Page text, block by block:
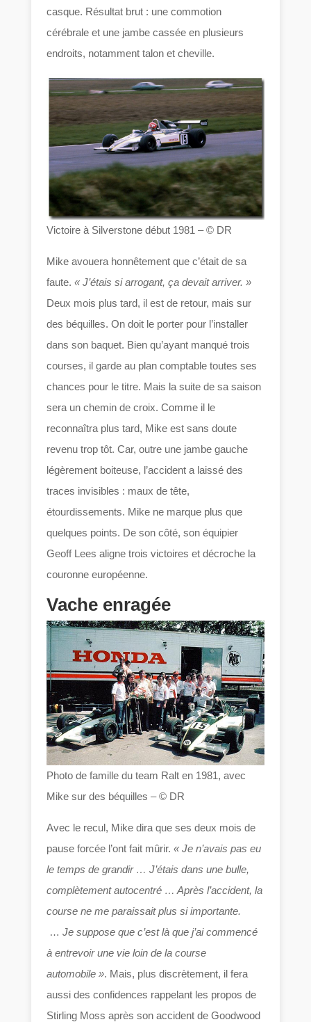
casque. Résultat brut : une commotion
cérébrale et une jambe cassée en plusieurs
endroits, notamment talon et cheville.
Victoire à Silverstone début 1981 – © DR
Mike avouera honnêtement que c’était de sa
faute.« J’étais si arrogant, ça devait arriver. »
Deux mois plus tard, il est de retour, mais sur
des béquilles. On doit le porter pour l’installer
dans son baquet. Bien qu’ayant manqué trois
courses, il garde au plan comptable toutes ses
chances pour le titre. Mais la suite de sa saison
sera un chemin de croix. Comme il le
reconnaîtra plus tard, Mike est sans doute
revenu trop tôt. Car, outre une jambe gauche
légèrement boiteuse, l’accident a laissé des
traces invisibles : maux de tête,
étourdissements. Mike ne marque plus que
quelques points. De son côté, son équipier
Geoff Lees aligne trois victoires et décroche la
couronne européenne.
Vache enragée
Photo de famille du team Ralt en 1981, avec
Mike sur des béquilles – © DR
Avec le recul, Mike dira que ses deux mois de
pause forcée l’ont fait mûrir.« Je n’avais pas eu
le temps de grandir … J’étais dans une bulle,
complètement autocentré … Après l’accident, la
course ne me paraissait plus si importante.
… Je suppose que c’est là que j’ai commencé
à entrevoir une vie loin de la course
automobile ». Mais, plus discrètement, il fera
aussi des confidences rappelant les propos de
Stirling Moss après son accident de Goodwood